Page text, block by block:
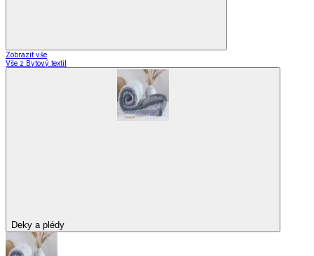
Zobrazit vše
Vše z Bytový textil
Deky a plédy